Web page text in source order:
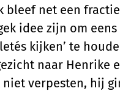
bleef net een
idee zijn om eens
kijken’ te
naar Henrike
verpesten, hij